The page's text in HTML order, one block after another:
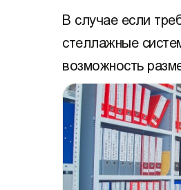
В случае если
стеллажные
возможность